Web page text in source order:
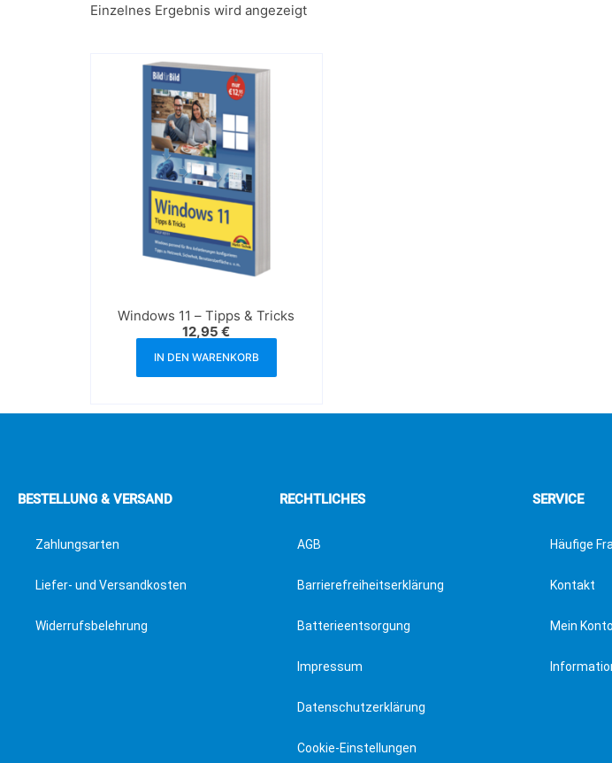
Einzelnes Ergebnis wird angezeigt
Windows 11 – Tipps & Tricks
12,95€
IN DEN WARENKORB
BESTELLUNG & VERSAND
Zahlungsarten
Liefer- und Versandkosten
Widerrufsbelehrung
RECHTLICHES
AGB
Barrierefreiheitserklärung
Batterieentsorgung
Impressum
Datenschutzerklärung
Cookie-Einstellungen
SERVICE
Häufige
Kontakt
Mein Konto